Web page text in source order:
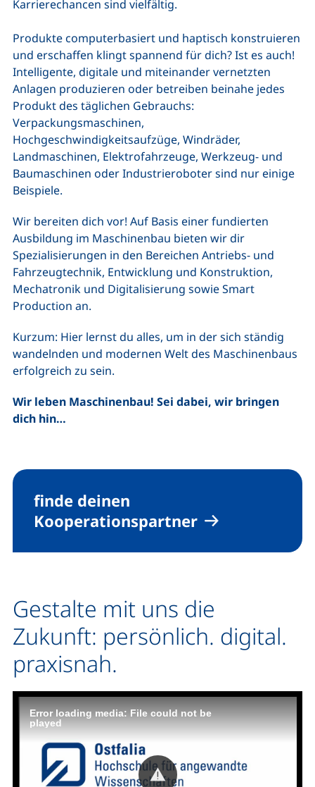
Karrierechancen sind vielfältig.
Produkte computerbasiert und haptisch konstruieren
und erschaffen klingt spannend für dich? Ist es auch!
Intelligente, digitale und miteinander vernetzten
Anlagen produzieren oder betreiben beinahe jedes
Produkt des täglichen Gebrauchs:
Verpackungsmaschinen,
Hochgeschwindigkeitsaufzüge, Windräder,
Landmaschinen, Elektrofahrzeuge, Werkzeug- und
Baumaschinen oder Industrieroboter sind nur einige
Beispiele.
Wir bereiten dich vor! Auf Basis einer fundierten
Ausbildung im Maschinenbau bieten wir dir
Spezialisierungen in den Bereichen Antriebs- und
Fahrzeugtechnik, Entwicklung und Konstruktion,
Mechatronik und Digitalisierung sowieSmart
Production an.
Kurzum: Hier lernst du alles, um in der sich ständig
wandelnden und modernen Welt des Maschinenbaus
erfolgreich zu sein.
Wir leben Maschinenbau! Sei dabei, wir bringen
dich hin…
finde deinen
Kooperationspartner
Gestalte mit uns die
Zukunft: persönlich. digital.
praxisnah.